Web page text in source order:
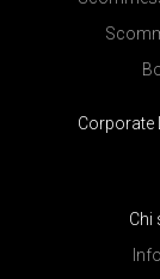
Corporate
Chi